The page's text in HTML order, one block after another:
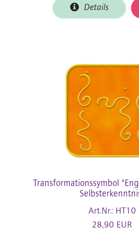
Details
Transformationssymbol
Art.Nr.: HT10
28,90 EUR